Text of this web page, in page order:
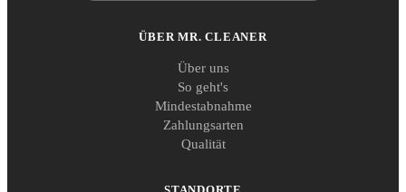
ÜBER MR. CLEANER
Über uns
So geht's
Mindestabnahme
Zahlungsarten
Qualität